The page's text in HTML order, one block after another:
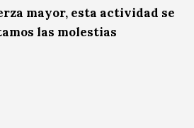
mayor, esta actividad se
las molestias